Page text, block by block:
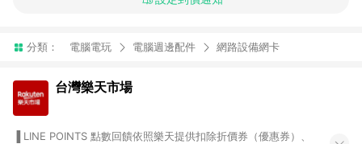
分類： 電腦電玩 電腦週邊配件 網路設備網卡
台灣樂天市場